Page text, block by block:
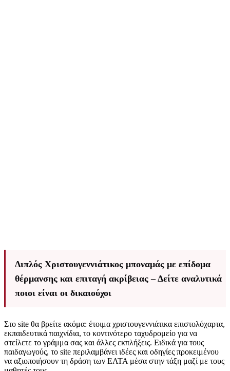
Διπλός Χριστουγεννιάτικος μποναμάς με επίδομα
θέρμανσης και επιταγή ακρίβειας – Δείτε αναλυτικά
ποιοι είναι οι δικαιούχοι
Στο site θα βρείτε ακόμα: έτοιμα χριστουγεννιάτικα επιστολόχαρτα,
εκπαιδευτικά παιχνίδια, το κοντινότερο ταχυδρομείο για να
στείλετε το γράμμα σας και άλλες εκπλήξεις. Ειδικά για τους
παιδαγωγούς, το site περιλαμβάνει ιδέες και οδηγίες προκειμένου
να αξιοποιήσουν τη δράση των ΕΛΤΑ μέσα στην τάξη μαζί με τους